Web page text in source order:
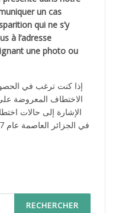
un cas
qui ne s’y
à l’adresse
une photo ou
إذا كنت ترغب في
الاختطاف المعروضة
الإشارة إلى حالات